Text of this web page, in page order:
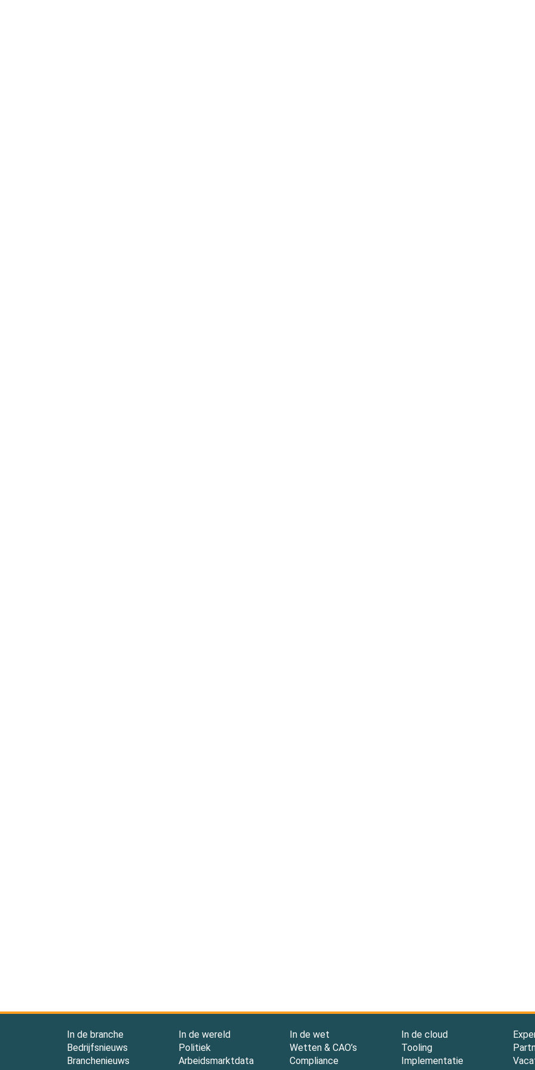
In de branche
Bedrijfsnieuws
Branchenieuws
In de wereld
Politiek
Arbeidsmarktdata
In de wet
Wetten & CAO’s
Compliance
In de cloud
Tooling
Implementatie